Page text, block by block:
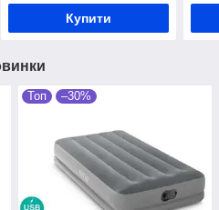
Купити
Топ –30%